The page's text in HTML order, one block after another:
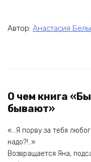
Автор: Анастасия
О чем книга
бывают»
«…Я порву за тебя
надо?!..»
Возвращается Яна,